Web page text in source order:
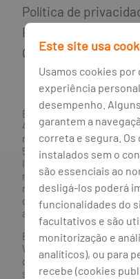
Política de
Política de cookies
Gestão de cookies
BANCO BPI, S.A., com
4100-129 Porto; Capital
na CRC Porto sob o
534, como o número de
Intermediário financeiro
no Banco de Portugal sob
n.º 419527591, registado
de Seguros e Fundos de
a exercer atividade nos
Banco BPI ©. Todos os
WebsiteAcessível.
O
quaisquer traduções do
sendo a versão em língua
Este site usa
Usamos cookies
experiência
desempenho.
garantem a
correta e segura.
instalados sem o
são essenciais ao
desligá-los poderá
funcionalidades do
facultativos e são
monitorização e
analíticos), ou para
recebe (cookies